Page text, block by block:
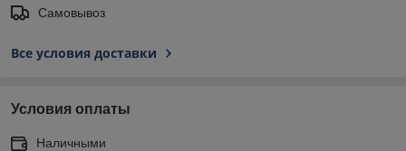
Самовывоз
Все условия доставки
Условия оплаты
Наличными